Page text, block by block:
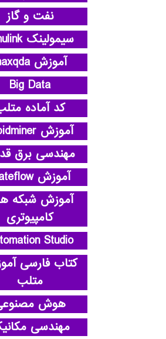
نفت و گاز
سیمولینک simulink
آموزش maxqda
Big Data
کد آماده
آموزش rapidminer
مهندسی برق
آموزش stateflow
آموزش شبکه
کامپیوتری
Studio
کتاب فارسی
متلب
هوش
مهندسی